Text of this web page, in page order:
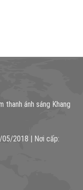
thanh ánh sáng Khang
05/2018 | Nơi cấp: